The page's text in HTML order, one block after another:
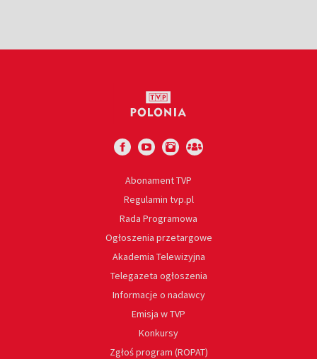
Abonament TVP
Regulamin tvp.pl
Rada Programowa
Ogłoszenia przetargowe
Akademia Telewizyjna
Telegazeta ogłoszenia
Informacje o nadawcy
Emisja w TVP
Konkursy
Zgłoś program (ROPAT)